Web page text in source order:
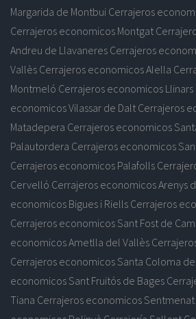
Margarida de Montbui Cerrajeros
Cerrajeros economicos Montgat
Andreu de Llavaneres Cerrajeros
Vallès Cerrajeros economicos Alella
Montmeló Cerrajeros economicos
economicos Vilassar de Dalt Cerrajeros
Matadepera Cerrajeros economicos
Palautordera Cerrajeros economicos
Cerrajeros economicos Palafolls
Cervelló Cerrajeros economicos Arenys
economicos Bigues i Riells Cerrajeros
Cerrajeros economicos Sant Fost de
economicos Ametlla del Vallès
Cerrajeros economicos Santa Coloma
economicos Sant Fruitós de Bages
Tiana Cerrajeros economicos Sentmenat